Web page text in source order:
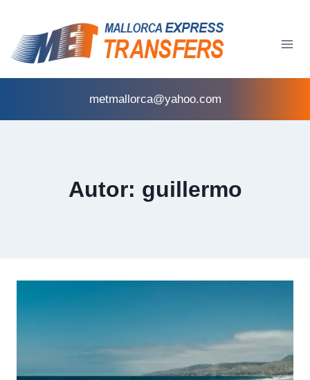
metmallorca@yahoo.com
Autor: guillermo